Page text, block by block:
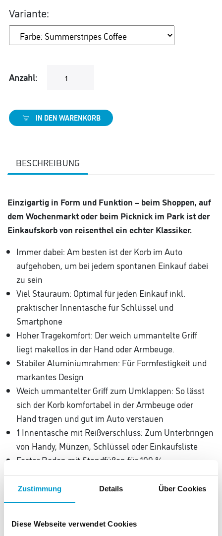
Zustimmung Details Über Cookies
Diese Webseite verwendet Cookies
Variante:
Anzahl:
IN DEN WARENKORB
BESCHREIBUNG
Einzigartig in Form und Funktion – beim Shoppen, auf
dem Wochenmarkt oder beim Picknick im Park ist der
Einkaufskorb von reisenthel ein echter Klassiker.
Immer dabei: Am besten ist der Korb im Auto
aufgehoben, um bei jedem spontanen Einkauf dabei
zu sein
Viel Stauraum: Optimal für jeden Einkauf inkl.
praktischer Innentasche für Schlüssel und
Smartphone
Hoher Tragekomfort: Der weich ummantelte Griff
liegt makellos in der Hand oder Armbeuge.
Stabiler Aluminiumrahmen: Für Formfestigkeit und
markantes Design
Weich ummantelter Griff zum Umklappen: So lässt
sich der Korb komfortabel in der Armbeuge oder
Hand tragen und gut im Auto verstauen
1 Innentasche mit Reißverschluss: Zum Unterbringen
von Handy, Münzen, Schlüssel oder Einkaufsliste
Fester Boden mit Standfüßen für 100 %
Bodenfreiheit: Schützt vor Schmutz und Feuchtigkeit
vom Boden
Optionales Zubehör: carrybag cover: Als Sicht- und